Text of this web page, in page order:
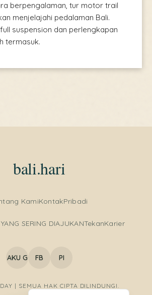
berpengalaman, tur motor trail
menjelajahi pedalaman Bali.
suspension dan perlengkapan
termasuk.
bali.hari
KamiKontakPribadi
SERING DIAJUKANTekanKarier
AKU G FB PI
| SEMUA HAK CIPTA DILINDUNGI.
English (United States)
Italian